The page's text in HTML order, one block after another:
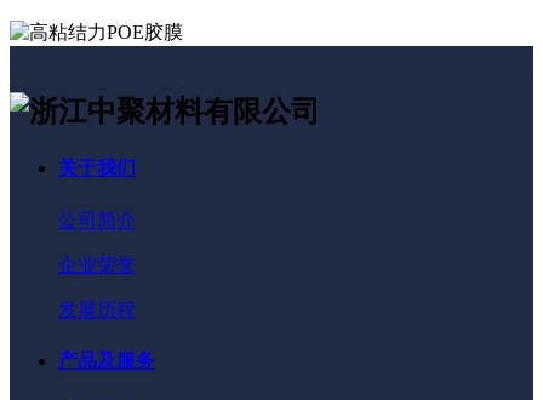
关于我们
公司简介
企业荣誉
发展历程
产品及服务